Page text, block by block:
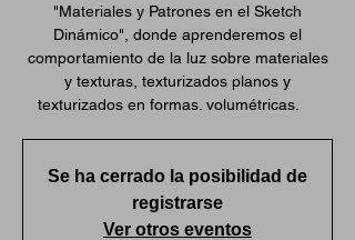
"Materiales y Patrones en el Sketch
Dinámico", donde aprenderemos el
comportamiento de la luz sobre materiales
y texturas, texturizados planos y
texturizados en formas. volumétricas.
Se ha cerrado la posibilidad de
registrarse
Ver otros eventos